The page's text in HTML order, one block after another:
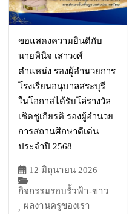
ขอแสดงความยินดีกับ
นายพินิจ เสาวงศ์
ตำแหน่ง รองผู้อำนวยการ
โรงเรียนอนุบาลสระบุรี
ในโอกาสได้รับโล่รางวัล
เชิดชูเกียรติ รองผู้อำนวย
การสถานศึกษาดีเด่น
ประจำปี 2568
12 มิถุนายน 2026
กิจกรรมรอบรั้วฟ้า-ขาว
, ผลงานครูของเรา